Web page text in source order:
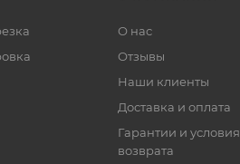
О нас
Отзывы
Наши клиенты
Доставка и оплата
Гарантии и условия
возврата